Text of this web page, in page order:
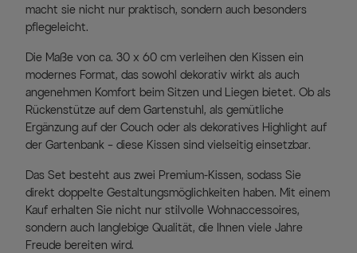
macht sie nicht nur praktisch, sondern auch besonders
pflegeleicht.
Die Maße von ca. 30 x 60 cm verleihen den Kissen ein
modernes Format, das sowohl dekorativ wirkt als auch
angenehmen Komfort beim Sitzen und Liegen bietet. Ob als
Rückenstütze auf dem Gartenstuhl, als gemütliche
Ergänzung auf der Couch oder als dekoratives Highlight auf
der Gartenbank – diese Kissen sind vielseitig einsetzbar.
Das Set besteht aus zwei Premium-Kissen, sodass Sie
direkt doppelte Gestaltungsmöglichkeiten haben. Mit einem
Kauf erhalten Sie nicht nur stilvolle Wohnaccessoires,
sondern auch langlebige Qualität, die Ihnen viele Jahre
Freude bereiten wird.